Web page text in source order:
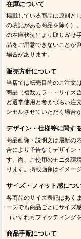
在庫について
掲載している商品は原則と
の表記がある商品を除く）
の在庫状況により取り寄せ
品をご用意できないことが
場合があります。
販売方針について
当店では転売目的のご注文
商品（複数カラー・サイズ
ど通常使用と考えづらい注
ンセルさせていただく場合
デザイン・仕様等に関す
商品画像・説明文は最新の
合により予告なくデザイン
す。尚、ご使用のモニタ環
ります。掲載画像はイメー
サイズ・フィット感につ
各商品のサイズ表記はあく
ーズでも商品ごとにサイズ
（いずれもフィッティング
商品手配について